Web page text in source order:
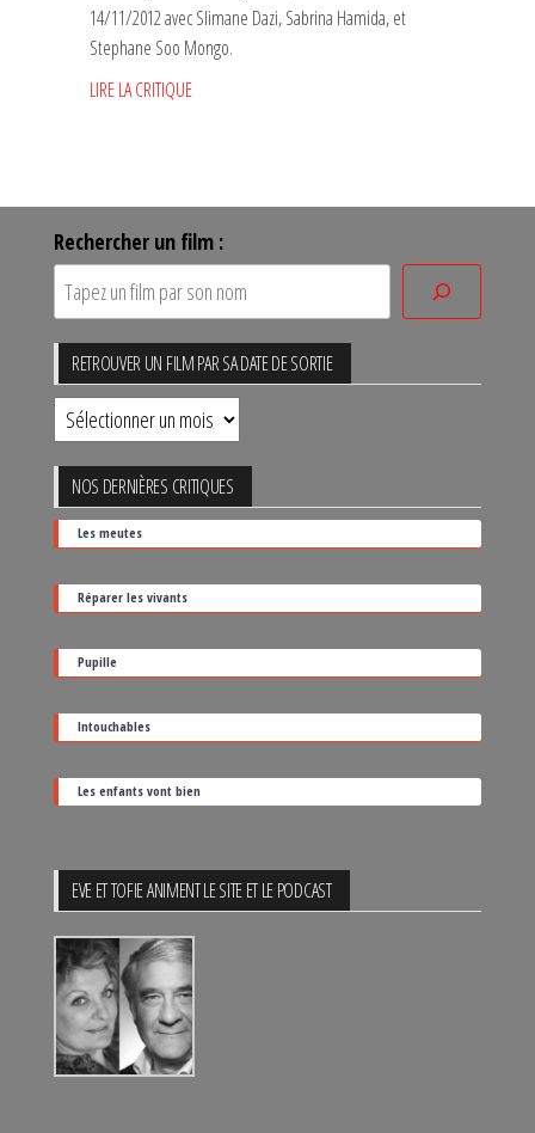
14/11/2012 avec Slimane Dazi, Sabrina Hamida, et
Stephane Soo Mongo.
LIRE LA CRITIQUE
Rechercher un film :
RETROUVER UN FILM PAR SA DATE DE SORTIE
Retrouver
un
film
par
sa
date
de
sortie
NOS DERNIÈRES CRITIQUES
Les meutes
Réparer les vivants
Pupille
Intouchables
Les enfants vont bien
EVE ET TOFIE ANIMENT LE SITE ET LE PODCAST